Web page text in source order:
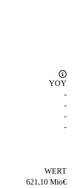
YOY
-
-
-
-
WERT
621,10 Mio€